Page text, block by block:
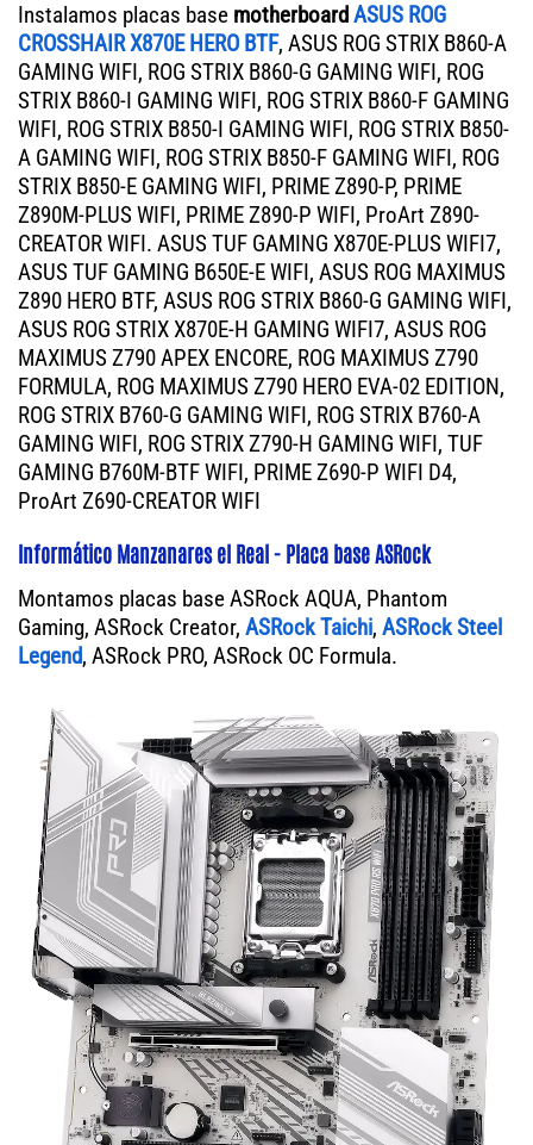
Instalamos placas base motherboardASUS ROG
CROSSHAIR X870E HERO BTF, ASUS ROG STRIX B860-A
GAMING WIFI, ROG STRIX B860-G GAMING WIFI, ROG
STRIX B860-I GAMING WIFI, ROG STRIX B860-F GAMING
WIFI, ROG STRIX B850-I GAMING WIFI, ROG STRIX B850-
A GAMING WIFI, ROG STRIX B850-F GAMING WIFI, ROG
STRIX B850-E GAMING WIFI, PRIME Z890-P, PRIME
Z890M-PLUS WIFI, PRIME Z890-P WIFI, ProArt Z890-
CREATOR WIFI. ASUS TUF GAMING X870E-PLUS WIFI7,
ASUS TUF GAMING B650E-E WIFI, ASUS ROG MAXIMUS
Z890 HERO BTF, ASUS ROG STRIX B860-G GAMING WIFI,
ASUS ROG STRIX X870E-H GAMING WIFI7, ASUS ROG
MAXIMUS Z790 APEX ENCORE, ROG MAXIMUS Z790
FORMULA, ROG MAXIMUS Z790 HERO EVA-02 EDITION,
ROG STRIX B760-G GAMING WIFI, ROG STRIX B760-A
GAMING WIFI, ROG STRIX Z790-H GAMING WIFI, TUF
GAMING B760M-BTF WIFI, PRIME Z690-P WIFI D4,
ProArt Z690-CREATOR WIFI
Informático Manzanares el Real - Placa base ASRock
Montamos placas base ASRock AQUA, Phantom
Gaming, ASRock Creator, ASRock Taichi, ASRock Steel
Legend, ASRock PRO, ASRock OC Formula.